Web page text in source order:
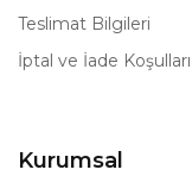
Teslimat Bilgileri
İptal ve İade Koşulları
Kurumsal